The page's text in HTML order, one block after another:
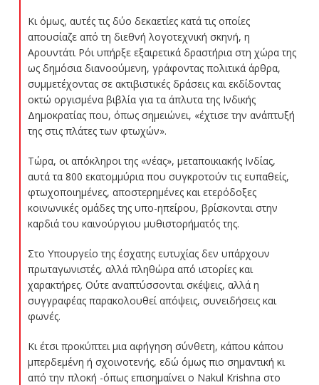
Κι όμως, αυτές τις δύο δεκαετίες κατά τις οποίες
απουσίαζε από τη διεθνή λογοτεχνική σκηνή, η
Αρουντάτι Ρόι υπήρξε εξαιρετικά δραστήρια στη χώρα της
ως δημόσια διανοούμενη, γράφοντας πολιτικά άρθρα,
συμμετέχοντας σε ακτιβιστικές δράσεις και εκδίδοντας
οκτώ οργισμένα βιβλία για τα άπλυτα της Ινδικής
Δημοκρατίας που, όπως σημειώνει, «έχτισε την ανάπτυξή
της στις πλάτες των φτωχών».
Τώρα, οι απόκληροι της «νέας», μεταποικιακής Ινδίας,
αυτά τα 800 εκατομμύρια που συγκροτούν τις ευπαθείς,
φτωχοποιημένες, αποστερημένες και ετερόδοξες
κοινωνικές ομάδες της υπο-ηπείρου, βρίσκονται στην
καρδιά του καινούργιου μυθιστορήματός της.
Στο Υπουργείο της έσχατης ευτυχίας δεν υπάρχουν
πρωταγωνιστές, αλλά πληθώρα από ιστορίες και
χαρακτήρες. Ούτε αναπτύσσονται σκέψεις, αλλά η
συγγραφέας παρακολουθεί απόψεις, συνειδήσεις και
φωνές.
Κι έτσι προκύπτει μια αφήγηση σύνθετη, κάπου κάπου
μπερδεμένη ή σχοινοτενής, εδώ όμως πιο σημαντική κι
από την πλοκή -όπως επισημαίνει ο Nakul Krishna στο